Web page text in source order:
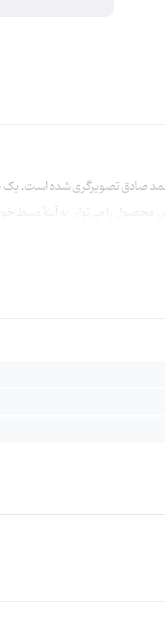
صادق تصویرگری شده است. یک
را می‌توان به آینۀ وسط